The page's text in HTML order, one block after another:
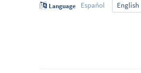
Language Español English